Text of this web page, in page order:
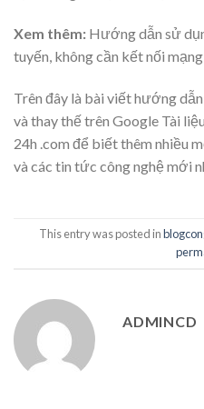
Xem thêm: Hướng dẫn sử
tuyến, không cần kết nối mạng
Trên đây là bài viết hướng
và thay thế trên Google Tài
24h .com để biết thêm nhiều
và các tin tức công nghệ mới
This entry was posted in
ADMINCD